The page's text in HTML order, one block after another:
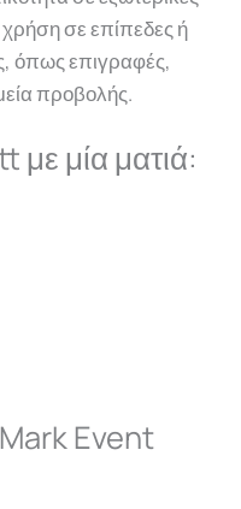
σε επίπεδες ή
όπως επιγραφές,
προβολής.
με μία ματιά:
Event